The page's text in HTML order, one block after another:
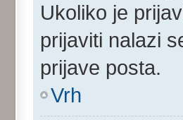
Ukoliko je
prijaviti nalazi
prijave posta.
Vrh